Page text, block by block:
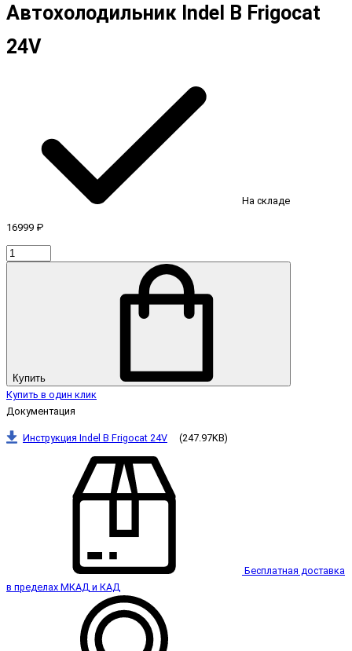
Автохолодильник Indel B Frigocat
24V
На складе
16999 ₽
Купить
Купить в один клик
Документация
Инструкция Indel B Frigocat 24V (247.97KB)
Бесплатная доставка
в пределах МКАД и КАД